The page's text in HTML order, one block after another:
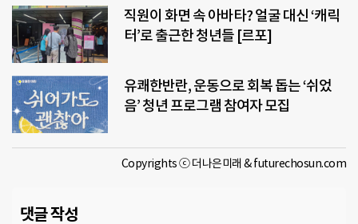
직원이 화면 속 아바타? 얼굴 대신 ‘캐릭
터’로 출근한 청년들 [르포]
유쾌한반란, 운동으로 회복 돕는 ‘쉬었
음’ 청년 프로그램 참여자 모집
Copyrights ⓒ 더나은미래 & futurechosun.com
댓글 작성